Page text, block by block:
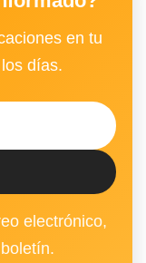
en tu
días.
electrónico,